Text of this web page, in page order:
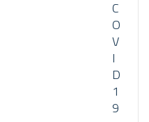
C
O
V
I
D
1
9